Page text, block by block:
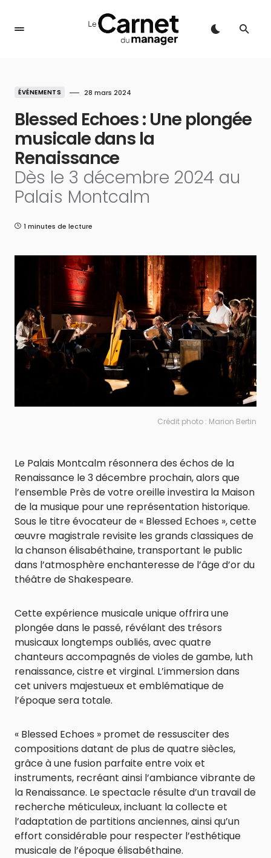
ÉVÉNEMENTS 28 mars 2024
Blessed Echoes : Une plongée
musicale dans la
Renaissance
Dès le 3 décembre 2024 au
Palais Montcalm
1 minutes de lecture
Crédit photo : Marion Bertin
Le Palais Montcalm résonnera des échos de la
Renaissance le 3 décembre prochain, alors que
l’ensemble Près de votre oreille investira la Maison
de la musique pour une représentation historique.
Sous le titre évocateur de « Blessed Echoes », cette
œuvre magistrale revisite les grands classiques de
la chanson élisabéthaine, transportant le public
dans l’atmosphère enchanteresse de l’âge d’or du
théâtre de Shakespeare.
Cette expérience musicale unique offrira une
plongée dans le passé, révélant des trésors
musicaux longtemps oubliés, avec quatre
chanteurs accompagnés de violes de gambe, luth
renaissance, cistre et virginal. L’immersion dans
cet univers majestueux et emblématique de
l’époque sera totale.
« Blessed Echoes » promet de ressusciter des
compositions datant de plus de quatre siècles,
grâce à une fusion parfaite entre voix et
instruments, recréant ainsi l’ambiance vibrante de
la Renaissance. Le spectacle résulte d’un travail de
recherche méticuleux, incluant la collecte et
l’adaptation de partitions anciennes, ainsi qu’un
effort considérable pour respecter l’esthétique
musicale de l’époque élisabéthaine.